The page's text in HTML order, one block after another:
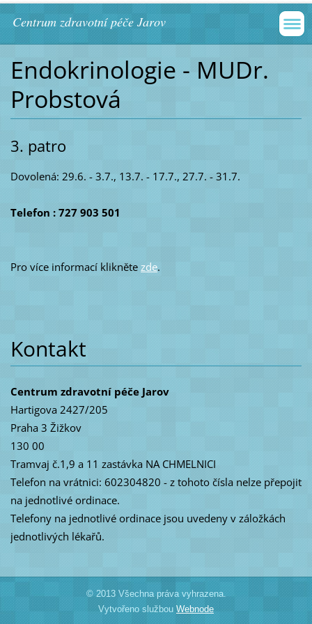
Centrum zdravotní péče Jarov
Endokrinologie - MUDr.
Probstová
3. patro
Dovolená: 29.6. - 3.7., 13.7. - 17.7., 27.7. - 31.7.
Telefon : 727 903 501
Pro více informací klikněte zde.
Kontakt
Centrum zdravotní péče Jarov
Hartigova 2427/205
Praha 3 Žižkov
130 00
Tramvaj č.1,9 a 11 zastávka NA CHMELNICI
Telefon na vrátnici: 602304820 - z tohoto čísla nelze přepojit
na jednotlivé ordinace.
Telefony na jednotlivé ordinace jsou uvedeny v záložkách
jednotlivých lékařů.
© 2013 Všechna práva vyhrazena.
Vytvořeno službou Webnode